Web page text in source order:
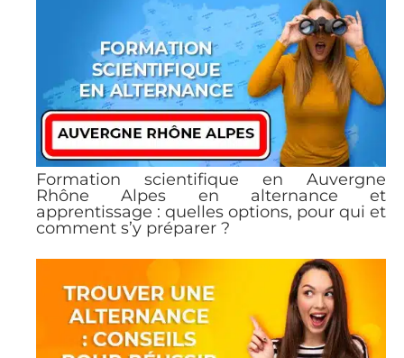
Formation scientifique en Auvergne
Rhône Alpes en alternance et
apprentissage : quelles options, pour qui et
comment s’y préparer ?